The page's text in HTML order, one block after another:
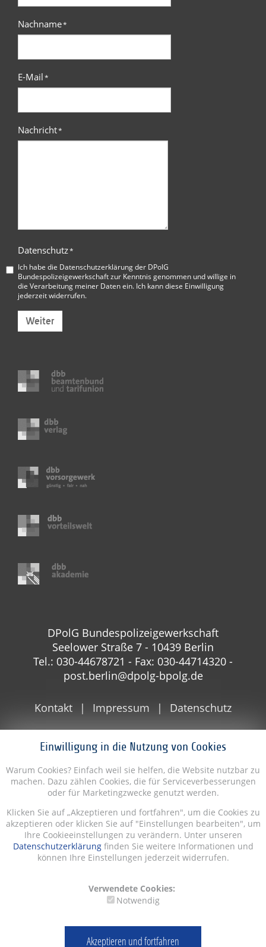
Einwilligung in die Nutzung von Cookies
Warum Cookies? Einfach weil sie helfen, die Website nutzbar zu
machen. Dazu zählen Cookies, die für Serviceverbesserungen
oder für Marketingzwecke genutzt werden.
Klicken Sie auf „Akzeptieren und fortfahren", um die Cookies zu
akzeptieren oder klicken Sie auf "Einstellungen bearbeiten", um
Ihre Cookieeinstellungen zu verändern. Unter unseren
Datenschutzerklärungfinden Sie weitere Informationen und
können Ihre Einstellungen jederzeit widerrufen.
Verwendete Cookies:
Notwendig
Akzeptieren und fortfahren
Nachname*
E-Mail*
Nachricht*
Datenschutz*
Ich habe die Datenschutzerklärung der DPolG
Bundespolizeigewerkschaftzur Kenntnis genommen und willige in
die Verarbeitung meiner Daten ein. Ich kann diese Einwilligung
jederzeit widerrufen.
Weiter
DPolG Bundespolizeigewerkschaft
Seelower Straße 7 - 10439 Berlin
Tel.: 030-44678721 - Fax: 030-44714320 -
post.berlin@dpolg-bpolg.de
Kontakt Impressum Datenschutz